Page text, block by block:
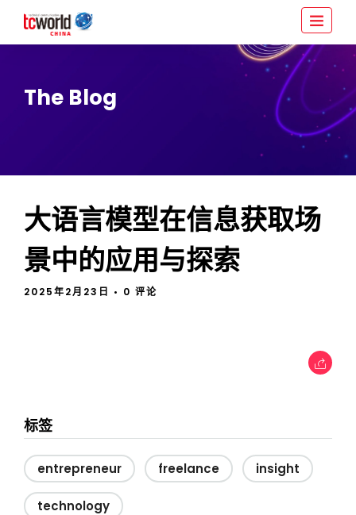
The Blog
大语言模型在信息获取场
景中的应用与探索
2025年2月23日 • 0 评论
标签
entrepreneur freelance insight
technology